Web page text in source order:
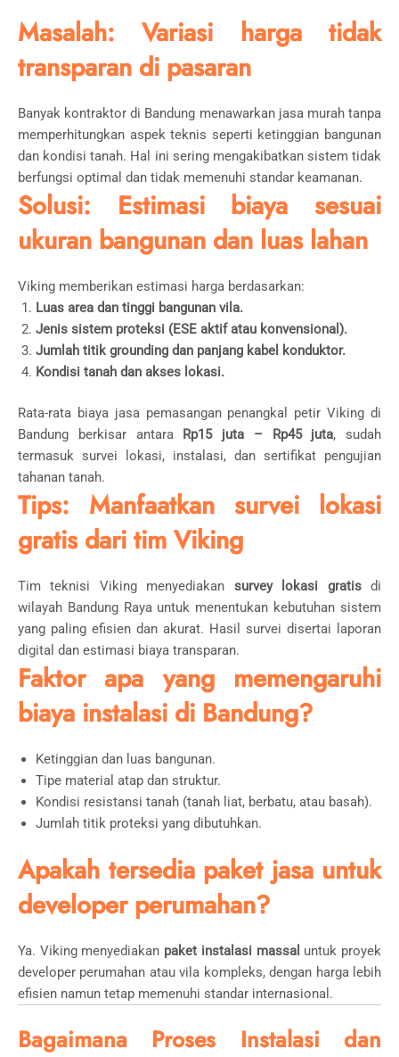
Masalah: Variasi harga tidak
transparan di pasaran
Banyak kontraktor di Bandung menawarkan jasa murah tanpa
memperhitungkan aspek teknis seperti ketinggian bangunan
dan kondisi tanah. Hal ini sering mengakibatkan sistem tidak
berfungsi optimal dan tidak memenuhi standar keamanan.
Solusi: Estimasi biaya sesuai
ukuran bangunan dan luas lahan
Viking memberikan estimasi harga berdasarkan:
Luas area dan tinggi bangunan vila.
Jenis sistem proteksi (ESE aktif atau konvensional).
Jumlah titik grounding dan panjang kabel konduktor.
Kondisi tanah dan akses lokasi.
Rata-rata biaya jasa pemasangan penangkal petir Viking di
Bandung berkisar antara Rp15 juta – Rp45 juta, sudah
termasuk survei lokasi, instalasi, dan sertifikat pengujian
tahanan tanah.
Tips: Manfaatkan survei lokasi
gratis dari tim Viking
Tim teknisi Viking menyediakan survey lokasi gratisdi
wilayah Bandung Raya untuk menentukan kebutuhan sistem
yang paling efisien dan akurat. Hasil survei disertai laporan
digital dan estimasi biaya transparan.
Faktor apa yang memengaruhi
biaya instalasi di Bandung?
Ketinggian dan luas bangunan.
Tipe material atap dan struktur.
Kondisi resistansi tanah (tanah liat, berbatu, atau basah).
Jumlah titik proteksi yang dibutuhkan.
Apakah tersedia paket jasa untuk
developer perumahan?
Ya. Viking menyediakan paket instalasi massal untuk proyek
developer perumahan atau vila kompleks, dengan harga lebih
efisien namun tetap memenuhi standar internasional.
Bagaimana Proses Instalasi dan